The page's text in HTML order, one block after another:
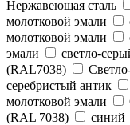
Нержавеющая сталь
молотковой эмали
молотковой эмали
эмали
светло-
(RAL7038)
серебристый антик
молотковой эмали
(RAL 7038)
синий